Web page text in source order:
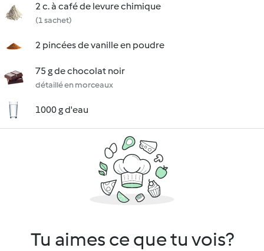
2 c. à café de levure chimique
(1 sachet)
2 pincées de vanille en poudre
75 g de chocolat noir
détaillé en morceaux
1000 g d'eau
Tu aimes ce que tu vois?